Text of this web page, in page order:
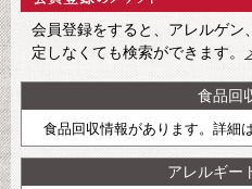
会員登録をすると、アレルゲン
定しなくても検索ができます。
食品回
食品回収情報があります。詳細
アレルギー